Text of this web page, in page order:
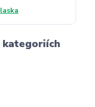
kategoriích